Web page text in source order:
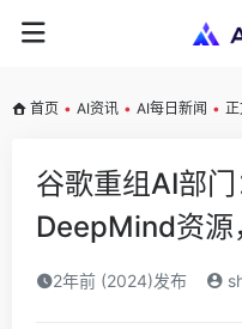
首页 • AI资讯 • AI每日新闻 •
谷歌重组AI部
DeepMind资源
2年前 (2024)发布